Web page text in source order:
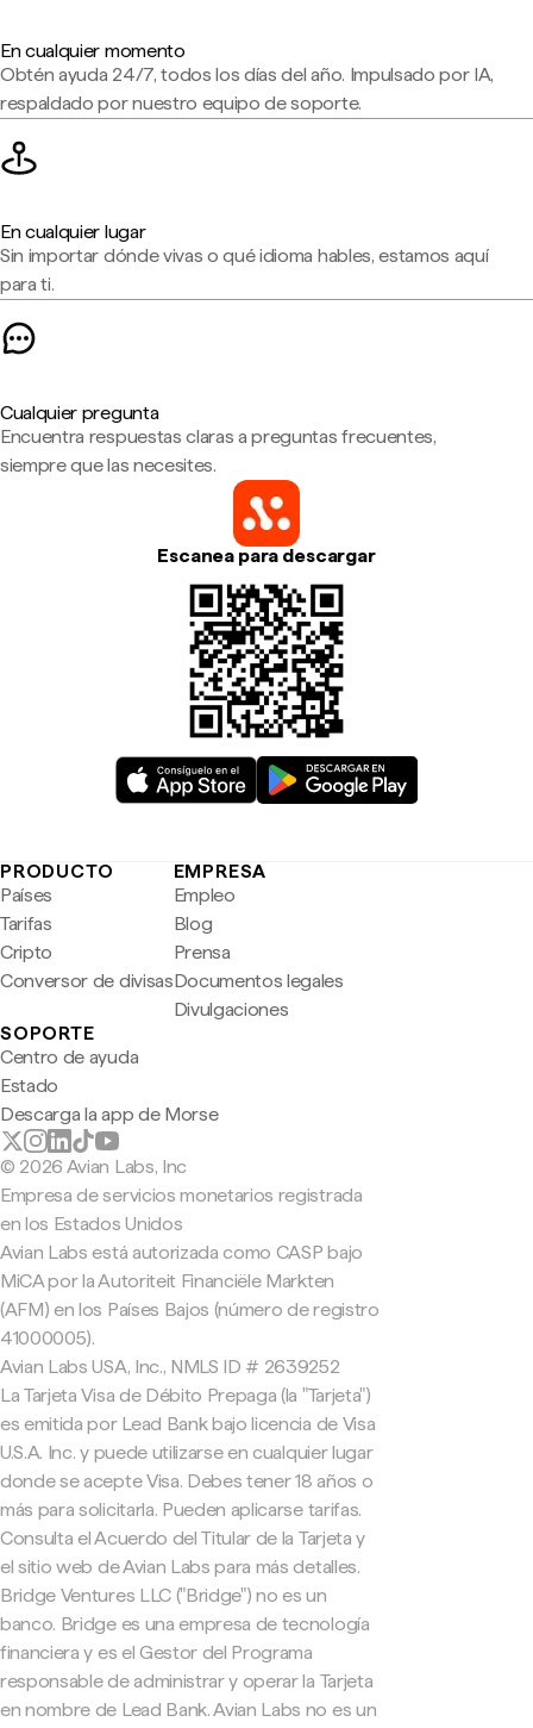
En cualquier momento
Obtén ayuda 24/7, todos los días del año. Impulsado por IA,
respaldado por nuestro equipo de soporte.
En cualquier lugar
Sin importar dónde vivas o qué idioma hables, estamos aquí
para ti.
Cualquier pregunta
Encuentra respuestas claras a preguntas frecuentes,
siempre que las necesites.
Escanea para descargar
PRODUCTO
Países
Tarifas
Cripto
Conversor de divisas
EMPRESA
Empleo
Blog
Prensa
Documentos legales
Divulgaciones
SOPORTE
Centro de ayuda
Estado
Descarga la app de Morse
© 2026 Avian Labs, Inc
Empresa de servicios monetarios registrada
en los Estados Unidos
Avian Labs está autorizada como CASP bajo
MiCA por la Autoriteit Financiële Markten
(AFM) en los Países Bajos (número de registro
41000005).
Avian Labs USA, Inc., NMLS ID # 2639252
La Tarjeta Visa de Débito Prepaga (la "Tarjeta")
es emitida por Lead Bank bajo licencia de Visa
U.S.A. Inc. y puede utilizarse en cualquier lugar
donde se acepte Visa. Debes tener 18 años o
más para solicitarla. Pueden aplicarse tarifas.
Consulta el Acuerdo del Titular de la Tarjeta y
el sitio web de Avian Labs para más detalles.
Bridge Ventures LLC ("Bridge") no es un
banco. Bridge es una empresa de tecnología
financiera y es el Gestor del Programa
responsable de administrar y operar la Tarjeta
en nombre de Lead Bank. Avian Labs no es un